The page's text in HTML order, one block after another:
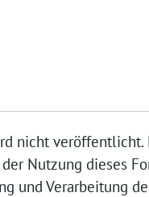
nicht
Nutzung dieses
und Verarbeitung